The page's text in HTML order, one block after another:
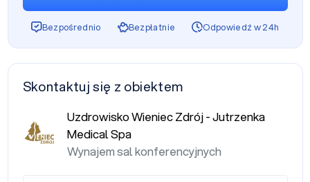
Bezpośrednio Bezpłatnie Odpowiedź w 24h
Skontaktuj się z obiektem
Uzdrowisko Wieniec Zdrój - Jutrzenka
Medical Spa
Wynajem sal konferencyjnych